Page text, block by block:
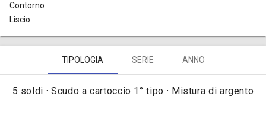
Contorno
Liscio
TIPOLOGIA SERIE ANNO
5 soldi · Scudo a cartoccio 1° tipo · Mistura di argento